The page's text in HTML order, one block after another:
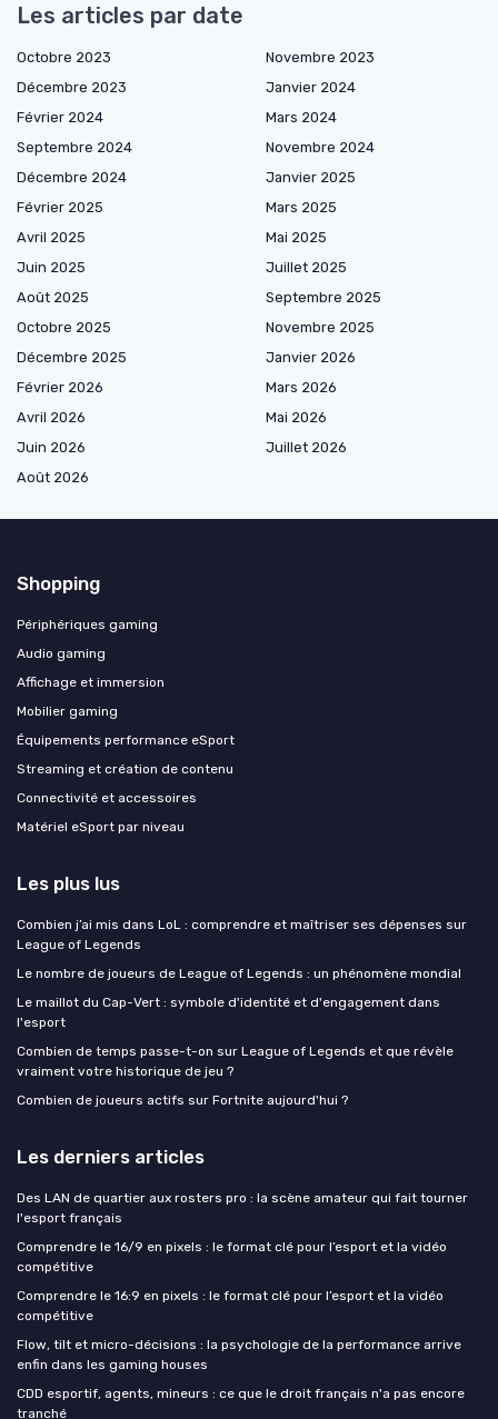
Les articles par date
Octobre 2023
Novembre 2023
Décembre 2023
Janvier 2024
Février 2024
Mars 2024
Septembre 2024
Novembre 2024
Décembre 2024
Janvier 2025
Février 2025
Mars 2025
Avril 2025
Mai 2025
Juin 2025
Juillet 2025
Août 2025
Septembre 2025
Octobre 2025
Novembre 2025
Décembre 2025
Janvier 2026
Février 2026
Mars 2026
Avril 2026
Mai 2026
Juin 2026
Juillet 2026
Août 2026
Shopping
Périphériques gaming
Audio gaming
Affichage et immersion
Mobilier gaming
Équipements performance eSport
Streaming et création de contenu
Connectivité et accessoires
Matériel eSport par niveau
Les plus lus
Combien j’ai mis dans LoL : comprendre et maîtriser ses dépenses sur
League of Legends
Le nombre de joueurs de League of Legends : un phénomène mondial
Le maillot du Cap-Vert : symbole d'identité et d'engagement dans
l'esport
Combien de temps passe-t-on sur League of Legends et que révèle
vraiment votre historique de jeu ?
Combien de joueurs actifs sur Fortnite aujourd'hui ?
Les derniers articles
Des LAN de quartier aux rosters pro : la scène amateur qui fait tourner
l'esport français
Comprendre le 16/9 en pixels : le format clé pour l’esport et la vidéo
compétitive
Comprendre le 16:9 en pixels : le format clé pour l’esport et la vidéo
compétitive
Flow, tilt et micro-décisions : la psychologie de la performance arrive
enfin dans les gaming houses
CDD esportif, agents, mineurs : ce que le droit français n'a pas encore
tranché